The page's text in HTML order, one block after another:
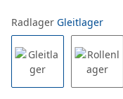
Radlager Gleitlager